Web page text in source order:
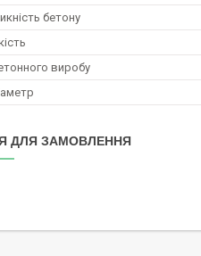
бетону
виробу
ДЛЯ ЗАМОВЛЕННЯ